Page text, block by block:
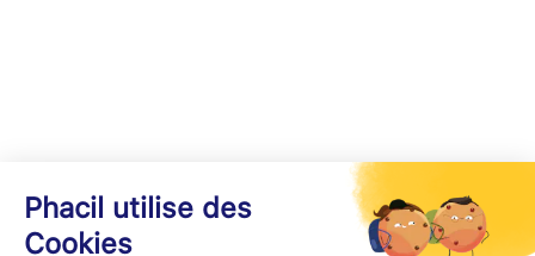
Phacil utilise des
Cookies